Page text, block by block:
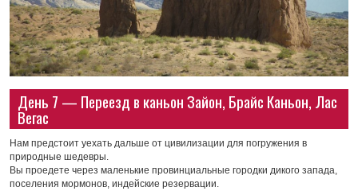
День 7 — Переезд в каньон Зайон, Брайс Каньон, Лас
Вегас
Нам предстоит уехать дальше от цивилизации для погружения в
природные шедевры.
Вы проедете через маленькие провинциальные городки дикого запада,
поселения мормонов, индейские резервации.